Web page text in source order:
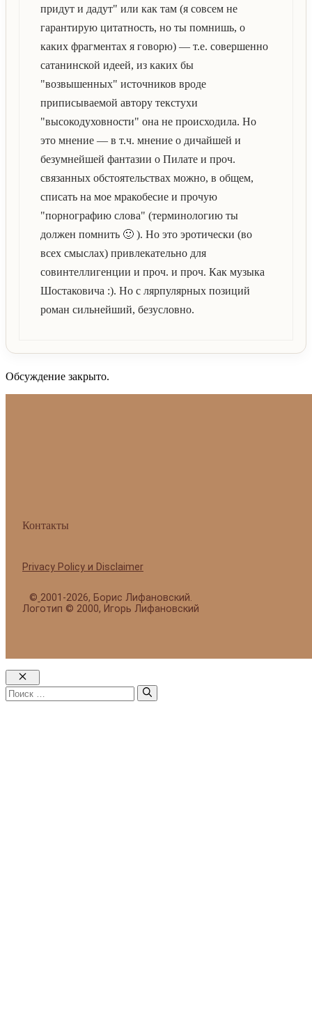
придут и дадут" или как там (я совсем не
гарантирую цитатность, но ты помнишь, о
каких фрагментах я говорю) — т.е. совершенно
сатанинской идеей, из каких бы
"возвышенных" источников вроде
приписываемой автору текстухи
"высокодуховности" она не происходила. Но
это мнение — в т.ч. мнение о дичайшей и
безумнейшей фантазии о Пилате и проч.
связанных обстоятельствах можно, в общем,
списать на мое мракобесие и прочую
"порнографию слова" (терминологию ты
должен помнить 🙂 ). Но это эротически (во
всех смыслах) привлекательно для
совинтеллигенции и проч. и проч. Как музыка
Шостаковича :). Но с лярпулярных позиций
роман сильнейший, безусловно.
Обсуждение закрыто.
Контакты
© 2001-2026, Борис Лифановский.
Логотип © 2000, Игорь Лифановский
Privacy Policy и Disclaimer
Закрыть
Поиск: